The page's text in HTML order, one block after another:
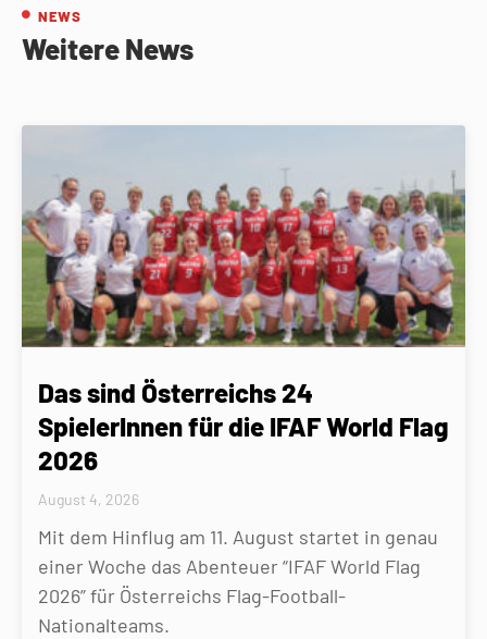
NEWS
Weitere News
Das sind Österreichs 24
SpielerInnen für die IFAF World Flag
2026
August 4, 2026
Mit dem Hinflug am 11. August startet in genau
einer Woche das Abenteuer “IFAF World Flag
2026” für Österreichs Flag-Football-
Nationalteams.